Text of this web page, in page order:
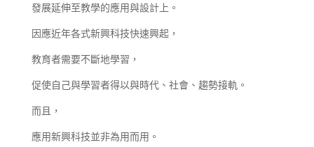
發展延伸至教學的應用與設計上。
因應近年各式新興科技快速興起，
教育者需要不斷地學習，
促使自己與學習者得以與時代、社會、趨勢接軌。
而且，
應用新興科技並非為用而用。